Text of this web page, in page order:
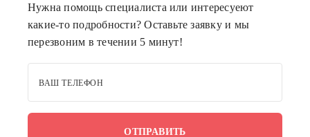
Нужна помощь специалиста или интересуеют
какие-то подробности? Оставьте заявку и мы
перезвоним в течении 5 минут!
ВАШ ТЕЛЕФОН